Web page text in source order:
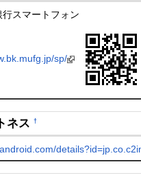
スマートフォン
sp/
ネス †